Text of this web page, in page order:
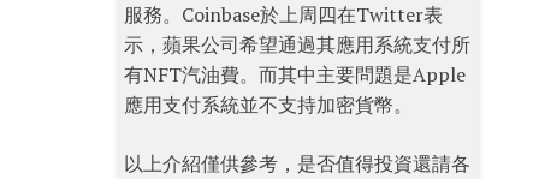
服務。Coinbase於上周四在Twitter表
示，蘋果公司希望通過其應用系統支付所
有NFT汽油費。而其中主要問題是Apple
應用支付系統並不支持加密貨幣。
以上介紹僅供參考，是否值得投資還請各